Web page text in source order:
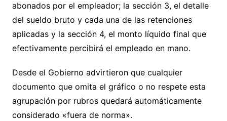
abonados por el empleador; la sección 3, el detalle
del sueldo bruto y cada una de las retenciones
aplicadas y la sección 4, el monto líquido final que
efectivamente percibirá el empleado en mano.
Desde el Gobierno advirtieron que cualquier
documento que omita el gráfico o no respete esta
agrupación por rubros quedará automáticamente
considerado «fuera de norma».